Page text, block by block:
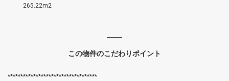
265.22m2
この物件のこだわりポイント
***********************************